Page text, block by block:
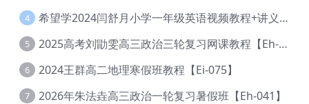
4 希望学2024闫舒月小学一年级英语视频教程+讲义【Cc-004】
5 2025高考刘勖雯高三政治三轮复习网课教程【Eh-061】
6 2024王群高二地理寒假班教程【Ei-075】
7 2026年朱法垚高三政治一轮复习暑假班【Eh-041】